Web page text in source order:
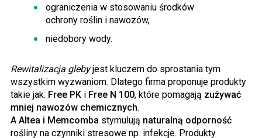
ograniczenia w stosowaniu środków
ochrony roślin i nawozów,
niedobory wody.
Rewitalizacja glebyjest kluczem do sprostania tym
wszystkim wyzwaniom. Dlatego firma proponuje produkty
takie jak: Free PK i Free N 100, które pomagają zużywać
mniej nawozów chemicznych.
A Altea i Memcomba stymulują naturalną odporność
rośliny na czynniki stresowe np. infekcje. Produkty